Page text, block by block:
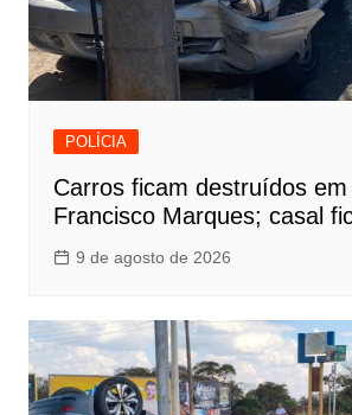
POLÍCIA
Carros ficam destruídos
Francisco Marques; casal
9 de agosto de 2026